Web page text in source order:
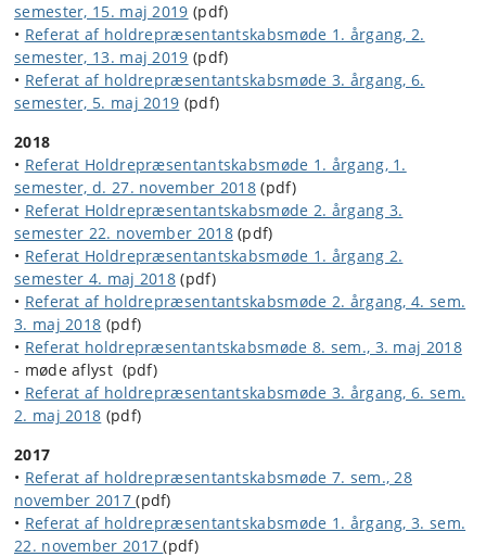
semester, 15. maj 2019 (pdf)
• Referat af holdrepræsentantskabsmøde 1. årgang, 2.
semester, 13. maj 2019 (pdf)
• Referat af holdrepræsentantskabsmøde 3. årgang, 6.
semester, 5. maj 2019 (pdf)
2018
• Referat Holdrepræsentantskabsmøde 1. årgang, 1.
semester, d. 27. november 2018 (pdf)
• Referat Holdrepræsentantskabsmøde 2. årgang 3.
semester 22. november 2018(pdf)
• Referat Holdrepræsentantskabsmøde 1. årgang 2.
semester 4. maj 2018 (pdf)
• Referat af holdrepræsentantskabsmøde 2. årgang, 4. sem.
3. maj 2018 (pdf)
• Referat holdrepræsentantskabsmøde 8. sem., 3. maj 2018
- møde aflyst (pdf)
• Referat af holdrepræsentantskabsmøde 3. årgang, 6. sem.
2. maj 2018 (pdf)
2017
• Referat af holdrepræsentantskabsmøde 7. sem., 28
november 2017(pdf)
• Referat af holdrepræsentantskabsmøde 1. årgang, 3. sem.
22. november 2017(pdf)